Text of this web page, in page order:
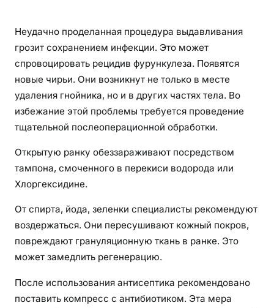
Неудачно проделанная процедура выдавливания
грозит сохранением инфекции. Это может
спровоцировать рецидив фурункулеза. Появятся
новые чирьи. Они возникнут не только в месте
удаления гнойника, но и в других частях тела. Во
избежание этой проблемы требуется проведение
тщательной послеоперационной обработки.
Открытую ранку обеззараживают посредством
тампона, смоченного в перекиси водорода или
Хлоргексидине.
От спирта, йода, зеленки специалисты рекомендуют
воздержаться. Они пересушивают кожный покров,
повреждают грануляционную ткань в ранке. Это
может замедлить регенерацию.
После использования антисептика рекомендовано
поставить компресс с антибиотиком. Эта мера